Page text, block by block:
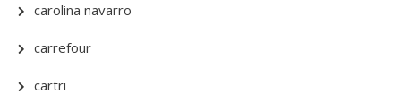
carolina navarro
carrefour
cartri